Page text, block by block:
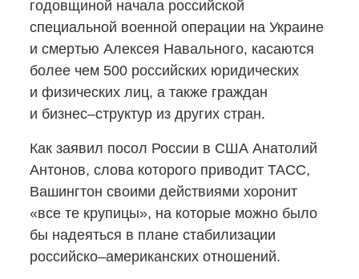
годовщиной начала российской
специальной военной операции на Украине
и смертью Алексея Навального, касаются
более чем 500 российских юридических
и физических лиц, а также граждан
и бизнес–структур из других стран.
Как заявил посол России в США Анатолий
Антонов, слова которого приводит ТАСС,
Вашингтон своими действиями хоронит
«все те крупицы», на которые можно было
бы надеяться в плане стабилизации
российско–американских отношений.